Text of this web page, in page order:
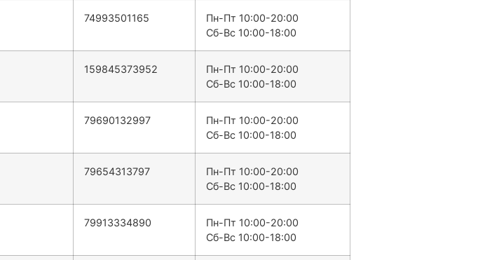
74993501165
Пн-Пт 10:00-20:00
Сб-Вс 10:00-18:00
159845373952
Пн-Пт 10:00-20:00
Сб-Вс 10:00-18:00
79690132997
Пн-Пт 10:00-20:00
Сб-Вс 10:00-18:00
79654313797
Пн-Пт 10:00-20:00
Сб-Вс 10:00-18:00
79913334890
Пн-Пт 10:00-20:00
Сб-Вс 10:00-18:00